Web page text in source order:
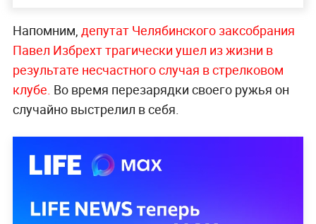
Напомним, депутат Челябинского заксобрания
Павел Избрехт трагически ушел из жизни в
результате несчастного случая в стрелковом
клубе. Во время перезарядки своего ружья он
случайно выстрелил в себя.